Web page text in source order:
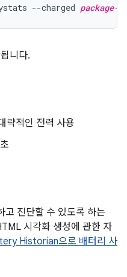
--charged package-
니다.
략적인 전력 사용
고 진단할 수 있도록 하는
시각화 생성에 관한 자
Historian으로 배터리 사